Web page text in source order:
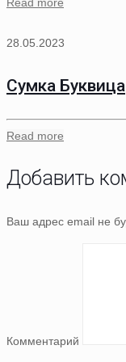
Read more
28.05.2023
Сумка Буквица
Read more
Добавить
Ваш адрес email не
Комментарий